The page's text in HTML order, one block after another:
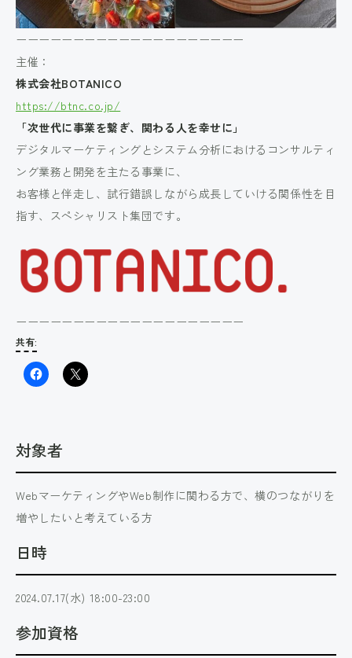
ーーーーーーーーーーーーーーーーーーーー
主催：
株式会社BOTANICO
https://btnc.co.jp/
「次世代に事業を繋ぎ、関わる人を幸せに」
デジタルマーケティングとシステム分析におけるコンサルティ
ング業務と開発を主たる事業に、
お客様と伴走し、試行錯誤しながら成長していける関係性を目
指す、スペシャリスト集団です。
ーーーーーーーーーーーーーーーーーーーー
共有:
対象者
WebマーケティングやWeb制作に関わる方で、横のつながりを
増やしたいと考えている方
日時
2024.07.17(水) 18:00-23:00
参加資格